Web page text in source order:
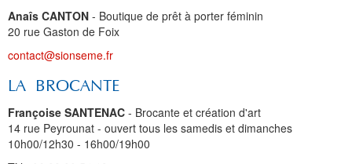
Anaîs CANTON - Boutique de prêt à porter féminin
20 rue Gaston de Foix
contact@sionseme.fr
LA BROCANTE
Françoise SANTENAC - Brocante et création d'art
14 rue Peyrounat - ouvert tous les samedis et dimanches
10h00/12h30 - 16h00/19h00